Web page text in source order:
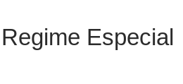
Especial